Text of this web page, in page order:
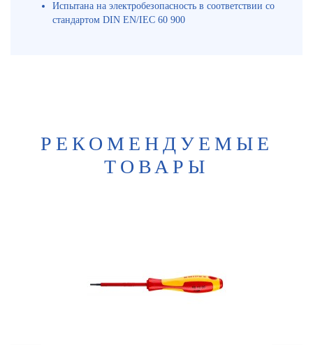
Испытана на электробезопасность в соответствии со
стандартом DIN EN/IEC 60 900
РЕКОМЕНДУЕМЫЕ
ТОВАРЫ